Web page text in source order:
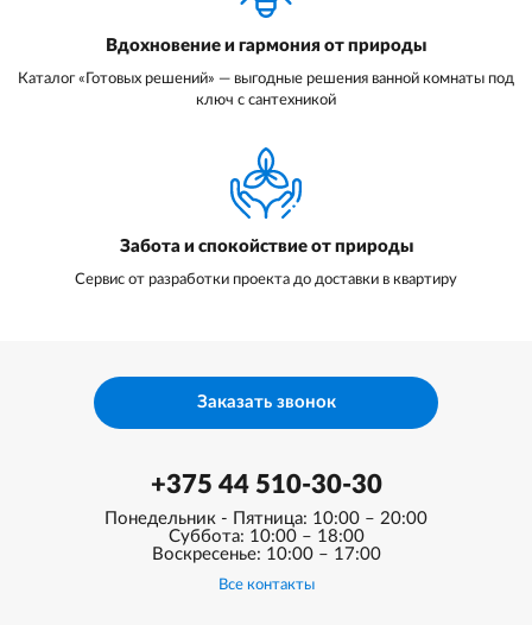
Вдохновение и гармония от природы
Каталог «Готовых решений» — выгодные решения ванной комнаты под
ключ с сантехникой
Забота и спокойствие от природы
Сервис от разработки проекта до доставки в квартиру
+375 44 510-30-30
Понедельник - Пятница: 10:00 – 20:00
Суббота: 10:00 – 18:00
Воскресенье: 10:00 – 17:00
Все контакты
Заказать звонок